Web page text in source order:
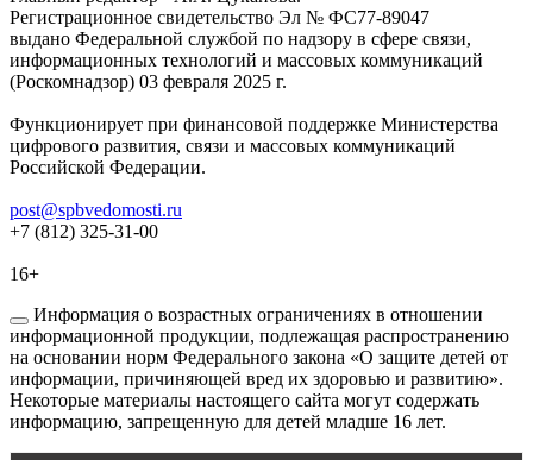
Регистрационное свидетельство Эл № ФС77-89047
выдано Федеральной службой по надзору в сфере связи,
информационных технологий и массовых коммуникаций
(Роскомнадзор) 03 февраля 2025 г.
Функционирует при финансовой поддержке Министерства
цифрового развития, связи и массовых коммуникаций
Российской Федерации.
post@spbvedomosti.ru
+7 (812) 325-31-00
16+
Информация о возрастных ограничениях в отношении
информационной продукции, подлежащая распространению
на основании норм Федерального закона «О защите детей от
информации, причиняющей вред их здоровью и развитию».
Некоторые материалы настоящего сайта могут содержать
информацию, запрещенную для детей младше 16 лет.